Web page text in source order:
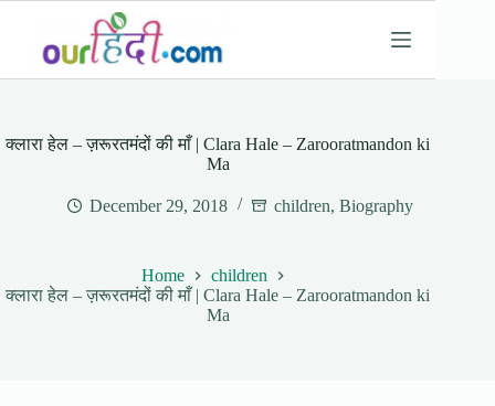
content
क्लारा हेल – ज़रूरतमंदों की माँ | Clara Hale – Zarooratmandon ki
Ma
December 29, 2018 children, Biography
Home
children
क्लारा हेल – ज़रूरतमंदों की माँ | Clara Hale – Zarooratmandon ki
Ma